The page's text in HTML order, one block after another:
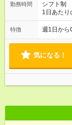
勤務時間
シフト制
1日あたり
～/短時間
トは自己
して短時
特徴 週1日から
気になる！